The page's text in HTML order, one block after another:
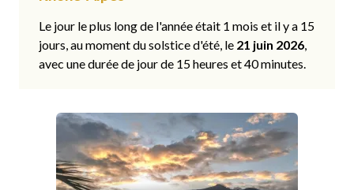
Le jour le plus long de l'année était 1 mois et il y a 15
jours, au moment du solstice d'été, le 21 juin 2026,
avec une durée de jour de 15 heures et 40 minutes.